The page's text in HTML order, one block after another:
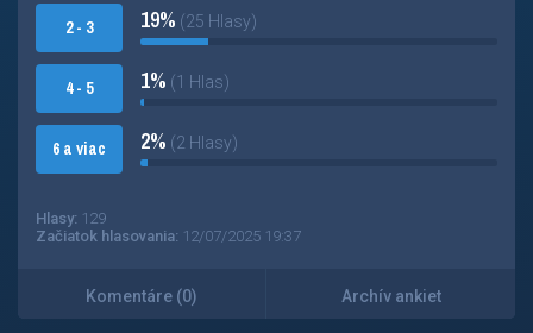
2 - 3
4 - 5
6 a viac
19% (25 Hlasy)
1% (1 Hlas)
2% (2 Hlasy)
Hlasy: 129
Začiatok hlasovania: 12/07/2025 19:37
Komentáre (0) Archív ankiet